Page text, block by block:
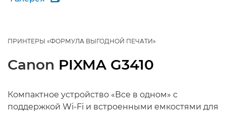
ПРИНТЕРЫ «ФОРМУЛА ВЫГОДНОЙ ПЕЧАТИ»
Canon PIXMA G3410
Компактное устройство «Все в одном» с
поддержкой Wi-Fi и встроенными емкостями для